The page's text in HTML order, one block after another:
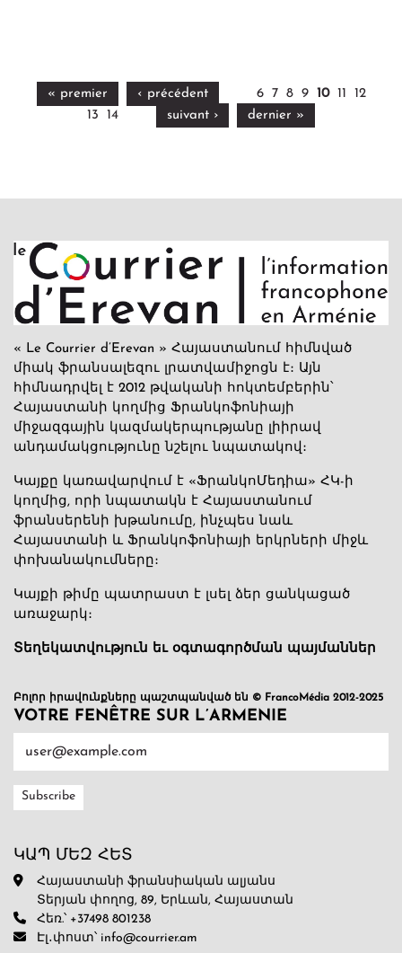
« premier ‹ précédent 6 7 8 9 10 11
12
13
14 suivant › dernier »
« Le Courrier d’Erevan » Հայաստանում հիմնված
միակ ֆրանսալեզու լրատվամիջոցն է։ Այն
հիմնադրվել է 2012 թվականի հոկտեմբերին՝
Հայաստանի կողմից Ֆրանկոֆոնիայի
միջազգային կազմակերպությանը լիիրավ
անդամակցությունը նշելու նպատակով։
Կայքը կառավարվում է «ՖրանկոՄեդիա» ՀԿ-ի
կողմից, որի նպատակն է Հայաստանում
ֆրանսերենի խթանումը, ինչպես նաև
Հայաստանի և Ֆրանկոֆոնիայի երկրների միջև
փոխանակումները։
Կայքի թիմը պատրաստ է լսել ձեր ցանկացած
առաջարկ։
Տեղեկատվություն եւ օգտագործման պայմաններ
Բոլոր իրավունքները պաշտպանված են © FrancoMédia 2012-2025
VOTRE FENÊTRE SUR L’ARMENIE
ԿԱՊ ՄԵԶ ՀԵՏ
Հայաստանի ֆրանսիական ալյանս
Տերյան փողոց, 89, Երևան, Հայաստան
Հեռ.՝ +37498 801238
Էլ․փոստ՝ info@courrier.am